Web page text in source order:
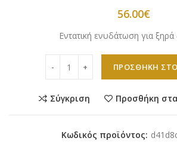
56.00€
Εντατική ενυδάτωση για
ΠΡΟΣΘΉΚΗ
Σύγκριση Προσθήκη
Κωδικός προϊόντος: